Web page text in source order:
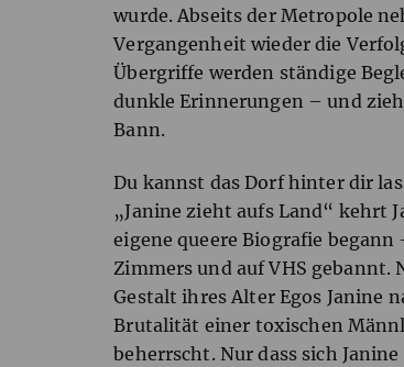
wurde. Abseits der Metropole
Vergangenheit wieder die
Übergriffe werden ständige
dunkle Erinnerungen – und
Bann.
Du kannst das Dorf hinter dir
„Janine zieht aufs Land“ kehrt
eigene queere Biografie
Zimmers und aufVHS gebannt.
Gestalt ihres Alter Egos Janine
Brutalität einer toxischen
beherrscht. Nur dass sich